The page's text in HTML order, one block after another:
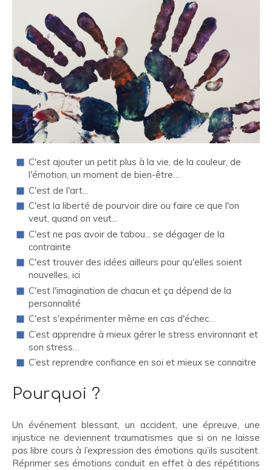
C'est ajouter un petit plus à la vie, de la couleur, de
l'émotion, un moment de bien-être…
C'est de l'art...
C'est la liberté de pourvoir dire ou faire ce que l'on
veut, quand on veut...
C'est ne pas avoir de tabou... se dégager de la
contrainte
C'est trouver des idées ailleurs pour qu'elles soient
nouvelles, ici
C'est l'imagination de chacun et ça dépend de la
personnalité
C'est s'expérimenter même en cas d'échec…
C’est apprendre à mieux gérer le stress environnant et
son stress…
C’est reprendre confiance en soi et mieux se connaitre
Pourquoi ?
Un événement blessant, un accident, une épreuve, une
injustice ne deviennent traumatismes que si on ne laisse
pas libre cours à l’expression des émotions qu’ils suscitent.
Réprimer ses émotions conduit en effet à des répétitions